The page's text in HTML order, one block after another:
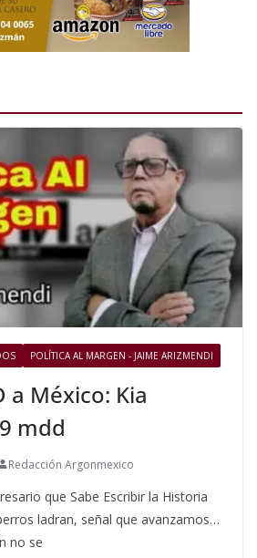
POLÍTICA AL MARGEN - JAIME ARIZMENDI
a México: Kia
mdd
Redacción Argonmexico
que Sabe Escribir la Historia
ladran, señal que avanzamos…
no se